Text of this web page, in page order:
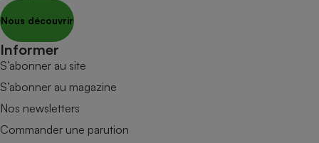
Nous découvrir
Informer
S’abonner au site
S’abonner au magazine
Nos newsletters
Commander une parution